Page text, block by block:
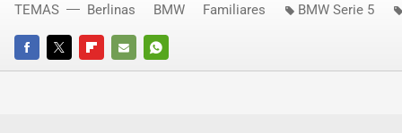
FACEBOOKTWITTERFLIPBOARD
E-
WHATSAPP
TEMAS Berlinas BMW Familiares BMW Serie 5